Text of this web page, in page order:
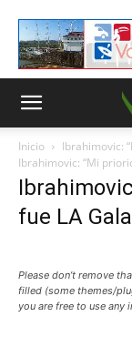
Inicio
Ibrahimovic:
Ibrahimovic: “Mi
fue LA
Please don’t remove
filled (some themes/
you are free to use any